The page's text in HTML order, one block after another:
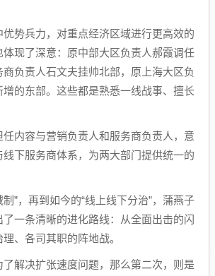
势兵力，对重点经济区域进行更高效的
现了深意：原中部大区负责人郝霞调任
负责人石文夫挂帅北部，原上海大区负
增的东部。这些都是熟悉一线战事、擅长
任内容与营销负责人和服务商负责人，意
下服务商体系，为两大部门提供统一的
制”，再到如今的“线上线下分治”，蒲燕子
一条清晰的进化路线：从全面出击的闪
、各司其职的阵地战。
解决扩张速度问题，那么第二次，则是